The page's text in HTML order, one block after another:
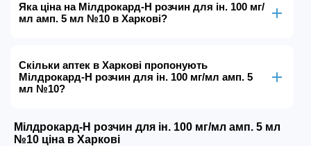
Яка ціна на Мілдрокард-Н розчин для ін. 100 мг/
мл амп. 5 мл №10 в Харкові?
Скільки аптек в Харкові пропонують
Мілдрокард-Н розчин для ін. 100 мг/мл амп. 5
мл №10?
Мілдрокард-Н розчин для ін. 100 мг/мл амп. 5 мл
№10 ціна в Харкові